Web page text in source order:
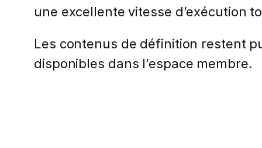
une excellente vitesse d’exécution
Les contenus de définition restent
disponibles dans l’espace membre.